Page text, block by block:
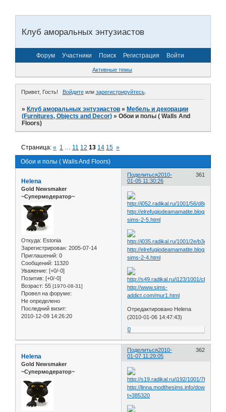
Клуб аморальных энтузиастов
Форум Участники Поиск Регистрация Войти
Активные темы
Привет, Гость! Войдитеили зарегистрируйтесь.
»Клуб аморальных энтузиастов »Мебель и декорации
(Furnitures, Objects and Decor) »Обои и полы ( Walls And
Floors)
Обои и полы ( Walls And Floors)
Страница:« 1 … 11 12 13 14 15 »
Поделиться 361
2010-
01-05 11:30:26
Helena
Gold Newsmaker
~Супермодератор~
Откуда: Estonia
Зарегистрирован: 2005-07-14
Приглашений: 0
Сообщений: 11320
Уважение: [+0/-0]
Позитив: [+0/-0]
Возраст: 55 [1970-08-31]
Провел на форуме:
Не определено
Последний визит:
2010-12-09 14:26:20
http://
sims-2-5.html
http://
sims-2-4.html
http://www.sims-
addict.com/mur1.html
Отредактировано Helena
(2010-01-06 14:47:43)
0
Поделиться 362
2010-
01-07 11:29:05
Helena
Gold Newsmaker
~Супермодератор~
http://linna.modthesims.info/
t=385320